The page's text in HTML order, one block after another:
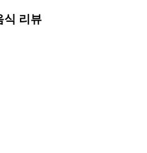
식 리뷰